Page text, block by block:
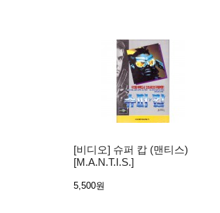
[비디오] 슈퍼 캅 (맨티스)
[M.A.N.T.I.S.]
5,500원